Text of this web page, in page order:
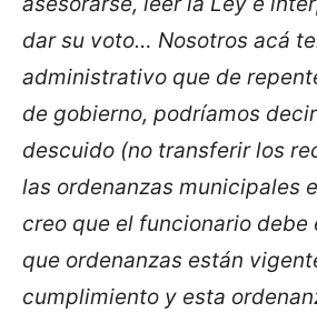
dar su voto… Nosotros acá
administrativo que de
de gobierno, podríamos
descuido (no transferir los
las ordenanzas municipales
creo que el funcionario debe
que ordenanzas están
cumplimiento y esta